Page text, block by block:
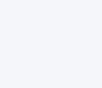
اساسی ایران ،
شیشه در پشت چراغ قرمز
ای که اگرچه گاهی
در معرض صدمات جدی